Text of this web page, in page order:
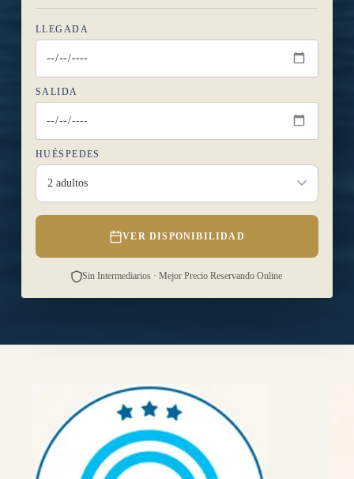
LLEGADA
SALIDA
HUÉSPEDES
2 adultos
VER DISPONIBILIDAD
Sin Intermediarios · Mejor Precio Reservando Online